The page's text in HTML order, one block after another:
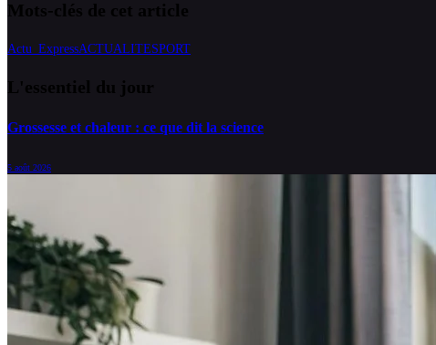
Mots-clés de cet article
Actu_ExpressACTUALITESPORT
L'essentiel du jour
Grossesse et chaleur : ce que dit la science
5 août 2026